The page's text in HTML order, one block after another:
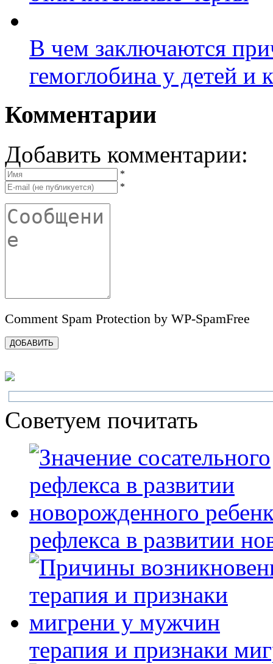
В чем заключаются
гемоглобина у детей и
Комментарии
Добавить комментарии:
*
*
Comment Spam Protection by WP-SpamFree
Советуем почитать
рефлекса в развитии
терапия и признаки